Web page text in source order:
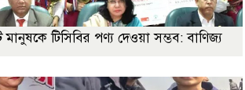
টিসিবির পণ্য দেওয়া সম্ভব: বাণিজ্য